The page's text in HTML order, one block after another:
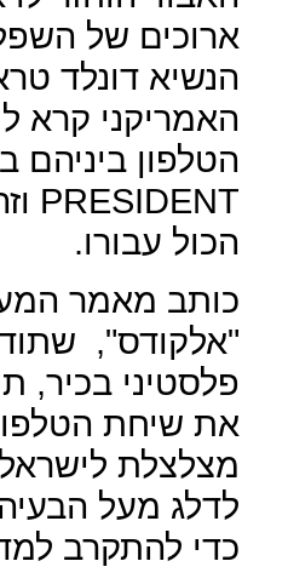
ארוכים של
הנשיא דונלד
האמריקני קרא
הטלפון ביניהם
PRESIDENT
הכול עבורו.
כותב מאמר
"אלקודס",
פלסטיני בכיר,
את שיחת
מצלצלת
לדלג מעל
כדי להתקרב